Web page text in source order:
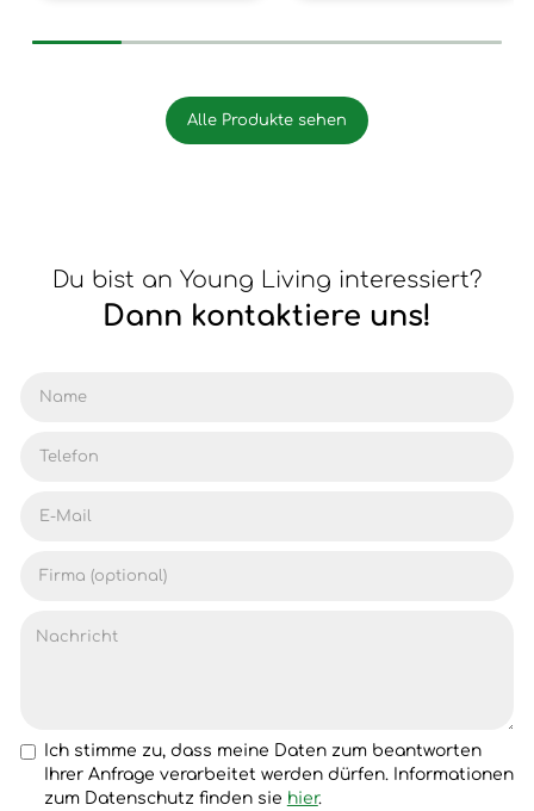
Alle Produkte sehen
Du bist an Young Living interessiert?
Dann kontaktiere uns!
Ich stimme zu, dass meine Daten zum beantworten
Ihrer Anfrage verarbeitet werden dürfen. Informationen
zum Datenschutz finden sie hier.